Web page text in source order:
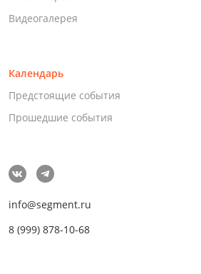
Видеогалерея
Календарь
Предстоящие события
Прошедшие события
info@segment.ru
8 (999) 878-10-68